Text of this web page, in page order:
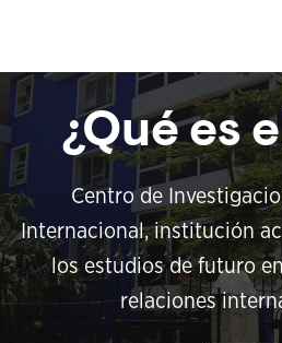
¿Qué es
Centro de
Internacional, institución
los estudios de futuro
relaciones